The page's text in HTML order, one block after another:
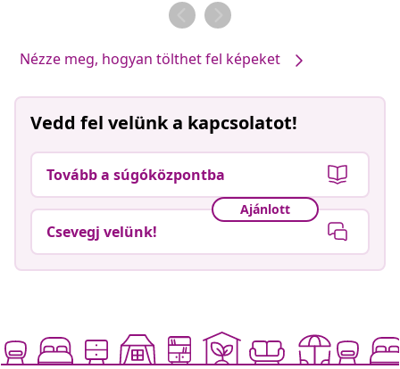
Nézze meg, hogyan tölthet fel képeket
Vedd fel velünk a kapcsolatot!
Tovább a súgóközpontba
Ajánlott
Csevegj velünk!